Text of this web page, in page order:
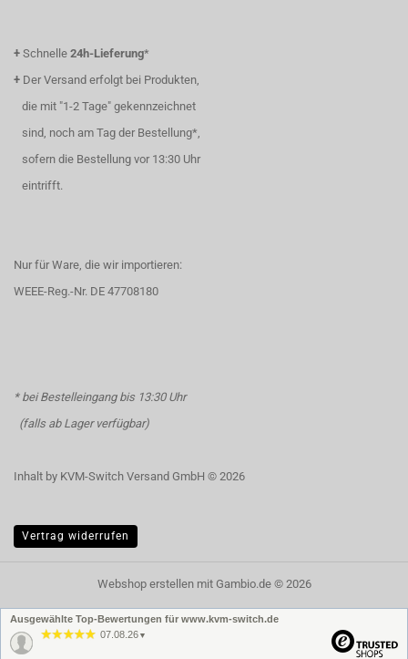
+ Schnelle 24h-Lieferung*
+ Der Versand erfolgt bei Produkten,
die mit "1-2 Tage" gekennzeichnet
sind, noch am Tag der Bestellung*,
sofern die Bestellung vor 13:30 Uhr
eintrifft.
Nur für Ware, die wir importieren:
WEEE-Reg.-Nr. DE 47708180
* bei Bestelleingang bis 13:30 Uhr
(falls ab Lager verfügbar)
Inhalt by KVM-Switch Versand GmbH © 2026
Vertrag widerrufen
Webshop erstellenmit Gambio.de © 2026
Ausgewählte Top-Bewertungen für www.kvm-switch.de
07.08.26 ▼